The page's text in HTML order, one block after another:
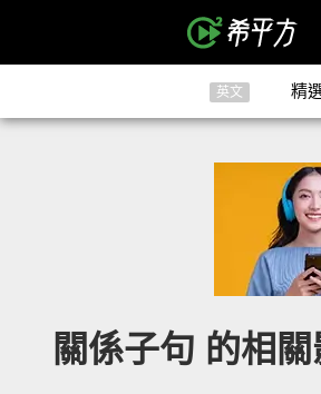
英文 精
關係子句 的相關